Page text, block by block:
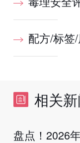
配方/标签
相关
盘点！2026